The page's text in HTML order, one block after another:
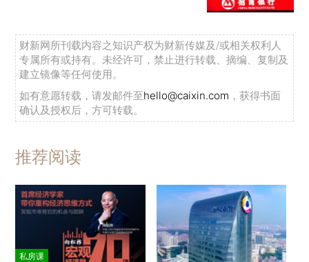
财新网所刊载内容之知识产权为财新传媒及/或相关权利人
专属所有或持有。未经许可，禁止进行转载、摘编、复制及
建立镜像等任何使用。
如有意愿转载，请发邮件至hello@caixin.com ，获得书面
确认及授权后，方可转载。
推荐阅读
私房课